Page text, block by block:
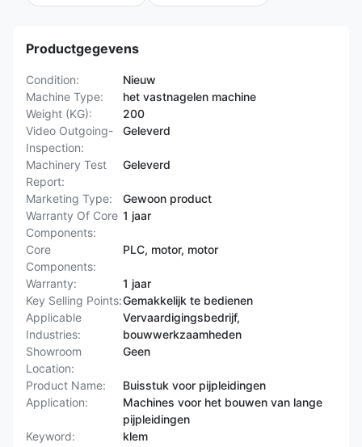
Productgegevens
Condition:
Nieuw
Machine Type:
het vastnagelen machine
Weight (KG):
200
Video Outgoing-
Inspection:
Geleverd
Machinery Test
Report:
Geleverd
Marketing Type:
Gewoon product
Warranty Of Core
Components:
1 jaar
Core
Components:
PLC, motor, motor
Warranty:
1 jaar
Key Selling Points:Gemakkelijk te bedienen
Applicable
Industries:
Vervaardigingsbedrijf,
bouwwerkzaamheden
Showroom
Location:
Geen
Product Name:
Buisstuk voor pijpleidingen
Application:
Machines voor het bouwen van lange
pijpleidingen
Keyword:
klem